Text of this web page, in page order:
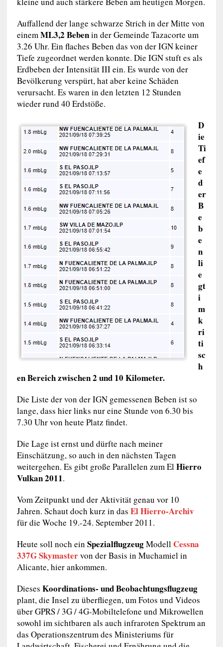
Auffallend der lange schwarze Strich in der Mitte von
einemML3,2 Bebenin der Gemeinde Tazacorte um
3.26 Uhr. Ein flaches Beben das von der IGN keiner
Tiefe zugeordnet werden konnte. Die IGN stuft es als
Erdbeben der Intensität III ein. Es wurde von der
Bevölkerung verspürt, hat aber keine Schäden
verursacht. Es waren in den letzten 12 Stunden
wieder rund 40 Erdstöße.
D
ie
Ti
ef
e
d
er
B
e
b
e
n
li
e
gt
i
m
k
ri
ti
sc
h
en Bereich zwischen 2 und 10 Kilometer.
Die Liste der von der IGN gemessenen Beben ist so
lange, dass hier links nur eine Stunde von 6.30 bis
7.30 Uhr von heute Platz findet.
Die Lage ist ernst und dürfte nach meiner
Einschätzung, so auch in den nächsten Tagen
weitergehen. Es gibt große Parallelen zum ElHierro
Vulkan 2011.
Vom Zeitpunkt und der Aktivität genau vor 10
Jahren. Schaut doch kurz in das El Hierro-Archiv
für die Woche 19.-24. September 2011.
Heute soll noch ein SpezialflugzeugModellCessna
337G Skymastervon der Basis in Muchamiel in
Alicante, hier ankommen.
Dieses Koordinations- und Beobachtungsflugzeug
plant, die Insel zu überfliegen, um Fotos und Videos
über GPRS / 3G / 4G-Mobiltelefone und Mikrowellen
sowohl im sichtbaren als auch infraroten Spektrum an
das Operationszentrum des Ministeriums für